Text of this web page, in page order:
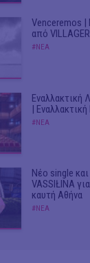
Venceremos |
από
#ΝΕΑ
Εναλλακτική
|
#ΝΕΑ
Νέο single
VASSIŁINA
καυτή Αθήνα
#ΝΕΑ